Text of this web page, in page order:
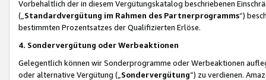
Vorbehaltlich der in diesem Vergütungskatalog beschriebenen
(„ Standardvergütung im Rahmen des Partnerprogramms“)
bestimmten Prozentsatzes der Qualifizierten Erlöse.
4. Sondervergütung oder Werbeaktionen
Gelegentlich können wir Sonderprogramme oder Werbeaktionen
oder alternative Vergütung („ Sondervergütung”) zu verdienen.